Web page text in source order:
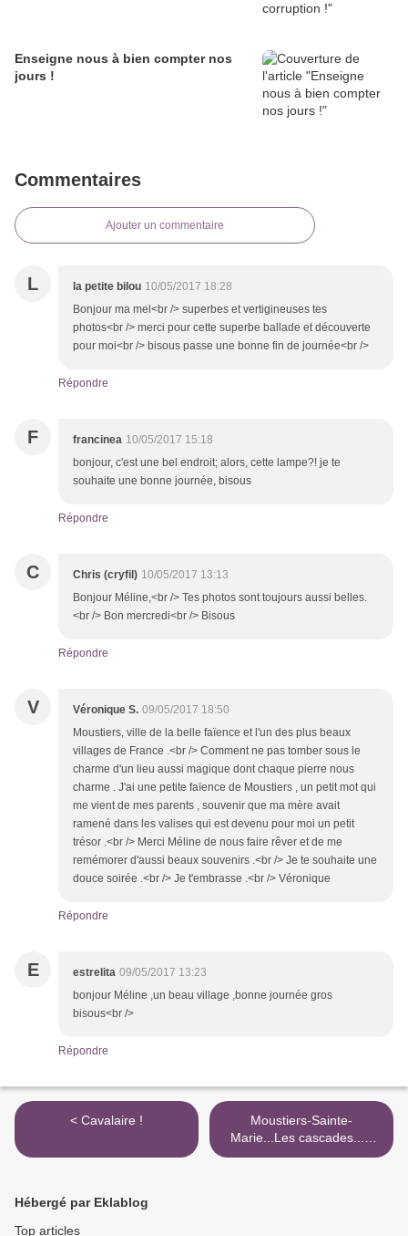
Enseigne nous à bien compter nos
jours !
Commentaires
Ajouter un commentaire
L la petite bilou 10/05/2017 18:28
Bonjour ma mel<br /> superbes et vertigineuses tes
photos<br /> merci pour cette superbe ballade et découverte
pour moi<br /> bisous passe une bonne fin de journée<br />
Répondre
F francinea 10/05/2017 15:18
bonjour, c'est une bel endroit; alors, cette lampe?! je te
souhaite une bonne journée, bisous
Répondre
C Chris (cryfil) 10/05/2017 13:13
Bonjour Méline,<br /> Tes photos sont toujours aussi belles.
<br /> Bon mercredi<br /> Bisous
Répondre
V Véronique S. 09/05/2017 18:50
Moustiers, ville de la belle faïence et l'un des plus beaux
villages de France .<br /> Comment ne pas tomber sous le
charme d'un lieu aussi magique dont chaque pierre nous
charme . J'ai une petite faïence de Moustiers , un petit mot qui
me vient de mes parents , souvenir que ma mère avait
ramené dans les valises qui est devenu pour moi un petit
trésor .<br /> Merci Méline de nous faire rêver et de me
remémorer d'aussi beaux souvenirs .<br /> Je te souhaite une
douce soirée .<br /> Je t'embrasse .<br /> Véronique
Répondre
E estrelita 09/05/2017 13:23
bonjour Méline ,un beau village ,bonne journée gros
bisous<br />
Répondre
< Cavalaire !
Moustiers-Sainte-
Marie...Les cascades...A
suivre sur la ville ! >
Hébergé par Eklablog
Top articles